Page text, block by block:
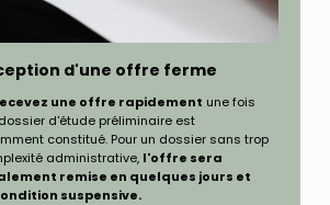
d'une offre ferme
une offre rapidement une fois
d'étude préliminaire est
constitué. Pour un dossier sans trop
administrative, l'offre sera
remise en quelques jours et
suspensive.